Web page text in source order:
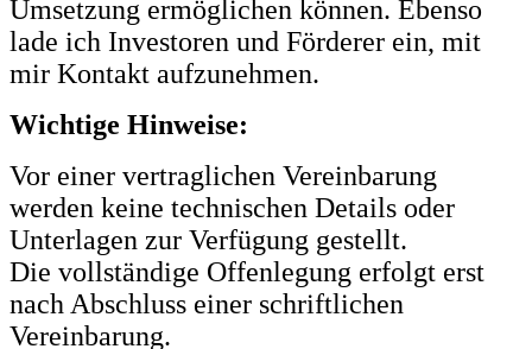
Umsetzung ermöglichen können. Ebenso
lade ich Investoren und Förderer ein, mit
mir Kontakt aufzunehmen.
Wichtige Hinweise:
Vor einer vertraglichen Vereinbarung
werden keine technischen Details oder
Unterlagen zur Verfügung gestellt.
Die vollständige Offenlegung erfolgt erst
nach Abschluss einer schriftlichen
Vereinbarung.